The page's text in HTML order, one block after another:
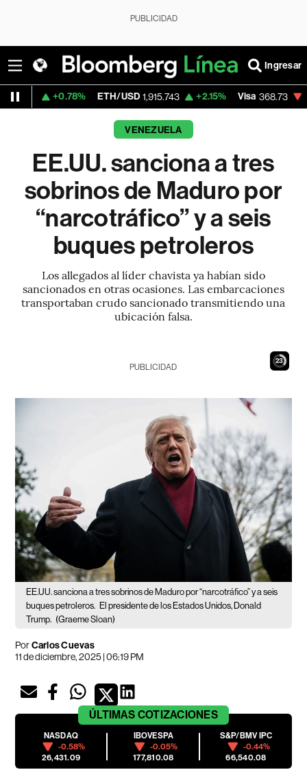
PUBLICIDAD
Ingresar
ETH/USD 1,915.743 +2.15% Visa 368.73 -0.23%
VENEZUELA
EE.UU. sanciona a tres
sobrinos de Maduro por
“narcotráfico” y a seis
buques petroleros
Los allegados al líder chavista ya habían sido
sancionados en otras ocasiones. Las embarcaciones
transportaban crudo sancionado transmitiendo una
ubicación falsa.
22
PUBLICIDAD
EE.UU. sanciona a tres sobrinos de Maduro por “narcotráfico” y a seis
buques petroleros. El presidente de los Estados Unidos, Donald
Trump. (Graeme Sloan)
PorCarlos Cuevas
11 de diciembre, 2025 | 06:19 PM
ÚLTIMAS COTIZACIONES
NASDAQ
-0.58%
26,431.09
IBOVESPA
-0.05%
177,810.08
S&P/BMV IPC
-0.44%
66,540.08